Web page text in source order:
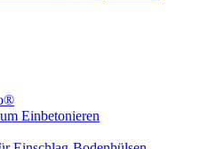
Einbetonieren